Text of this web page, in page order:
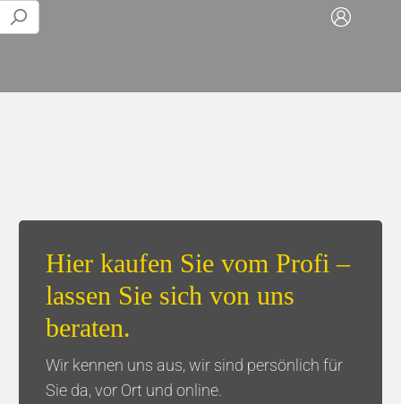
Euphonium
Tuba
Kaffee
Geschenksets
Hier kaufen Sie vom Profi –
lassen Sie sich von uns
beraten.
Wir kennen uns aus, wir sind persönlich für
Sie da, vor Ort und online.